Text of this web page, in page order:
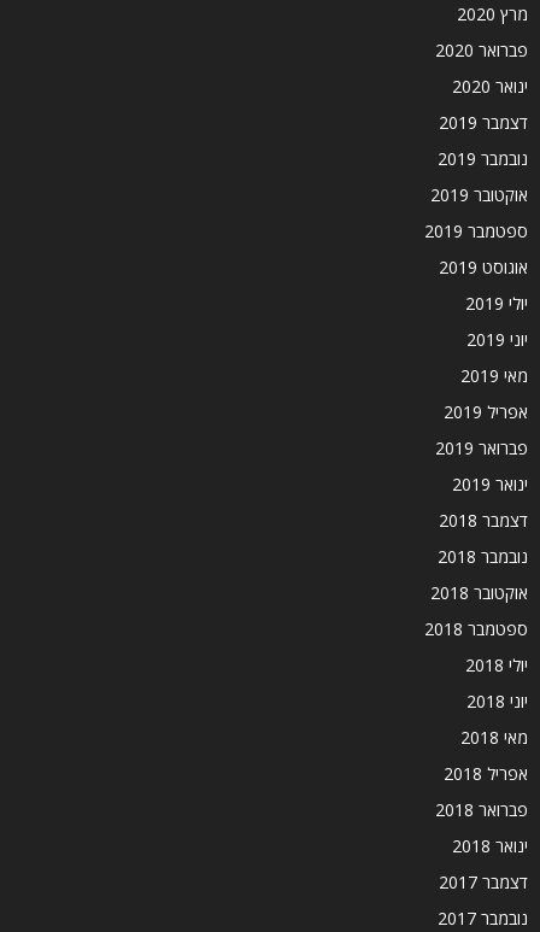
מרץ 2020
פברואר 2020
ינואר 2020
דצמבר 2019
נובמבר 2019
אוקטובר 2019
ספטמבר 2019
אוגוסט 2019
יולי 2019
יוני 2019
מאי 2019
אפריל 2019
פברואר 2019
ינואר 2019
דצמבר 2018
נובמבר 2018
אוקטובר 2018
ספטמבר 2018
יולי 2018
יוני 2018
מאי 2018
אפריל 2018
פברואר 2018
ינואר 2018
דצמבר 2017
נובמבר 2017